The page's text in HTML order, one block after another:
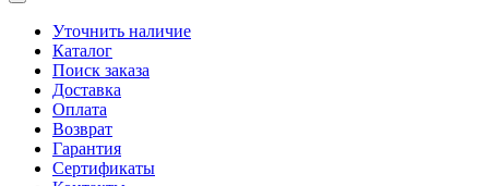
Уточнить наличие
Каталог
Поиск заказа
Доставка
Оплата
Возврат
Гарантия
Сертификаты